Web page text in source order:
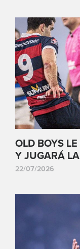
OLD BOYS
Y JUGARÁ
22/07/2026